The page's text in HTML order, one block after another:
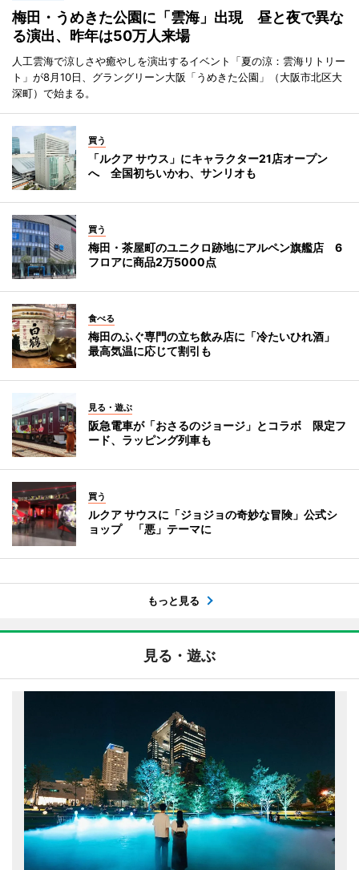
梅田・うめきた公園に「雲海」出現 昼と夜で異な
る演出、昨年は50万人来場
人工雲海で涼しさや癒やしを演出するイベント「夏の涼：雲海リトリー
ト」が8月10日、グラングリーン大阪「うめきた公園」（大阪市北区大
深町）で始まる。
買う
「ルクア サウス」にキャラクター21店オープン
へ 全国初ちいかわ、サンリオも
買う
梅田・茶屋町のユニクロ跡地にアルペン旗艦店 6
フロアに商品2万5000点
食べる
梅田のふぐ専門の立ち飲み店に「冷たいひれ酒」
最高気温に応じて割引も
見る・遊ぶ
阪急電車が「おさるのジョージ」とコラボ 限定フ
ード、ラッピング列車も
買う
ルクア サウスに「ジョジョの奇妙な冒険」公式シ
ョップ 「悪」テーマに
もっと見る
見る・遊ぶ